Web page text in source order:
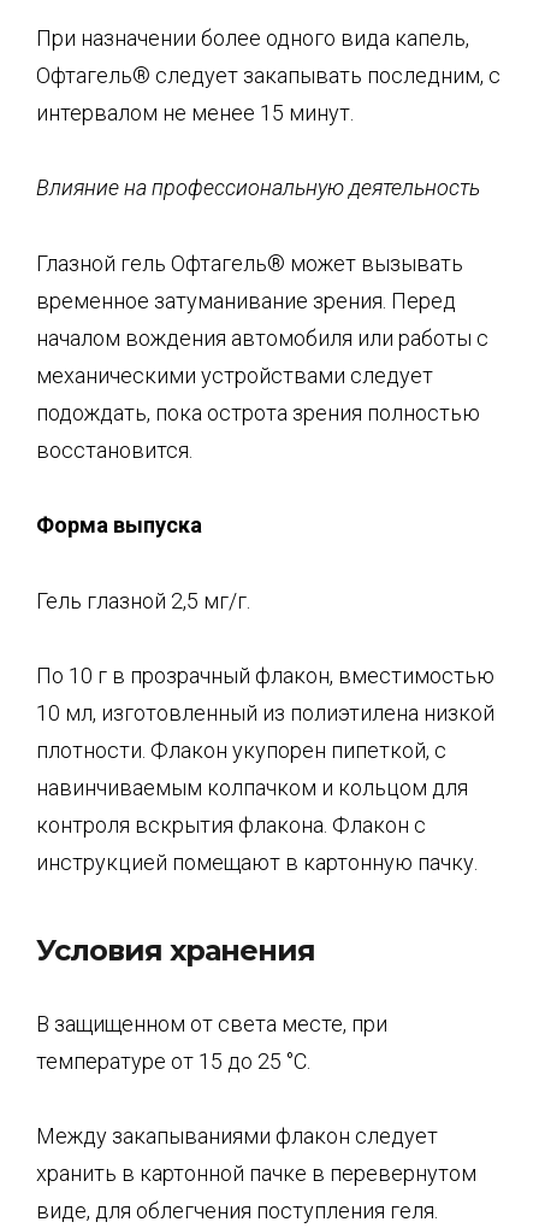
При назначении более одного вида капель,
Офтагель® следует закапывать последним, с
интервалом не менее 15 минут.
Влияние на профессиональную деятельность
Глазной гель Офтагель® может вызывать
временное затуманивание зрения. Перед
началом вождения автомобиля или работы с
механическими устройствами следует
подождать, пока острота зрения полностью
восстановится.
Форма выпуска
Гель глазной 2,5 мг/г.
По 10 г в прозрачный флакон, вместимостью
10 мл, изготовленный из полиэтилена низкой
плотности. Флакон укупорен пипеткой, с
навинчиваемым колпачком и кольцом для
контроля вскрытия флакона. Флакон с
инструкцией помещают в картонную пачку.
Условия хранения
В защищенном от света месте, при
температуре от 15 до 25 °С.
Между закапываниями флакон следует
хранить в картонной пачке в перевернутом
виде, для облегчения поступления геля.